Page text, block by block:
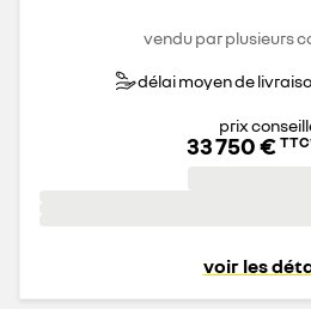
vendu par plusieurs
délai moyen de
prix
33 750 € TTC
voir les